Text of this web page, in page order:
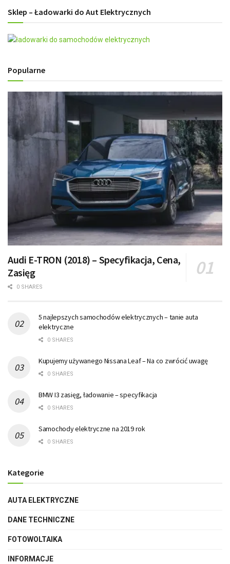
Sklep – Ładowarki do Aut Elektrycznych
Popularne
Audi E-TRON (2018) – Specyfikacja, Cena,
Zasięg
0 SHARES
5 najlepszych samochodów elektrycznych – tanie auta
elektryczne
0 SHARES
Kupujemy używanego Nissana Leaf – Na co zwrócić uwagę
0 SHARES
BMW I3 zasięg, ładowanie – specyfikacja
0 SHARES
Samochody elektryczne na 2019 rok
0 SHARES
Kategorie
AUTA ELEKTRYCZNE
DANE TECHNICZNE
FOTOWOLTAIKA
INFORMACJE